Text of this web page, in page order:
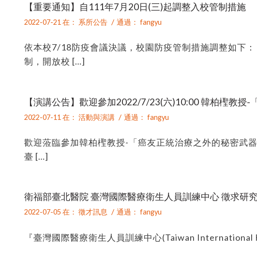
【重要通知】自111年7月20日(三)起調整入校管制措施
2022-07-21 在： 系所公告 / 通過： fangyu
依本校7/18防疫會議決議，校園防疫管制措施調整如下
制，開放校 […]
【演講公告】歡迎參加2022/7/23(六)10:00 韓柏檉教授-
2022-07-11 在： 活動與演講 / 通過： fangyu
歡迎蒞臨參加韓柏檉教授-「癌友正統治療之外的秘密武
臺 […]
衛福部臺北醫院 臺灣國際醫療衛生人員訓練中心 徵求研
2022-07-05 在： 徵才訊息 / 通過： fangyu
『臺灣國際醫療衛生人員訓練中心(Taiwan